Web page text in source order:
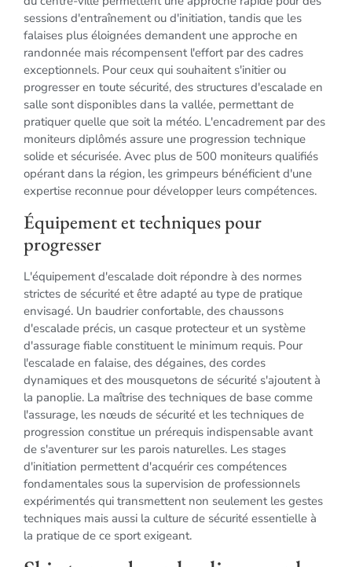
sessions d'entraînement ou d'initiation, tandis que les
falaises plus éloignées demandent une approche en
randonnée mais récompensent l'effort par des cadres
exceptionnels. Pour ceux qui souhaitent s'initier ou
progresser en toute sécurité, des structures d'escalade en
salle sont disponibles dans la vallée, permettant de
pratiquer quelle que soit la météo. L'encadrement par des
moniteurs diplômés assure une progression technique
solide et sécurisée. Avec plus de 500 moniteurs qualifiés
opérant dans la région, les grimpeurs bénéficient d'une
expertise reconnue pour développer leurs compétences.
Équipement et techniques pour
progresser
L'équipement d'escalade doit répondre à des normes
strictes de sécurité et être adapté au type de pratique
envisagé. Un baudrier confortable, des chaussons
d'escalade précis, un casque protecteur et un système
d'assurage fiable constituent le minimum requis. Pour
l'escalade en falaise, des dégaines, des cordes
dynamiques et des mousquetons de sécurité s'ajoutent à
la panoplie. La maîtrise des techniques de base comme
l'assurage, les nœuds de sécurité et les techniques de
progression constitue un prérequis indispensable avant
de s'aventurer sur les parois naturelles. Les stages
d'initiation permettent d'acquérir ces compétences
fondamentales sous la supervision de professionnels
expérimentés qui transmettent non seulement les gestes
techniques mais aussi la culture de sécurité essentielle à
la pratique de ce sport exigeant.